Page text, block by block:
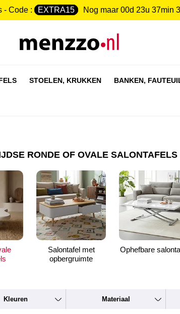
- Code : EXTRA15 Nog maar 00d 23u 37min
STOELEN, KRUKKEN BANKEN,
RONDE OF OVALE SALONTAFELS
Salontafel met
opbergruimte
Ophefbare
Kleuren Materiaal